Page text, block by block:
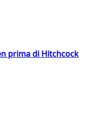
prima di Hitchcock